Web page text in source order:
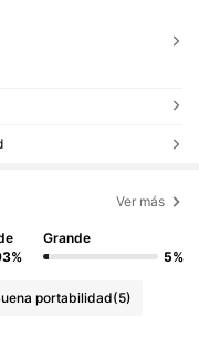
Ver más
Grande
5%
portabilidad(5)